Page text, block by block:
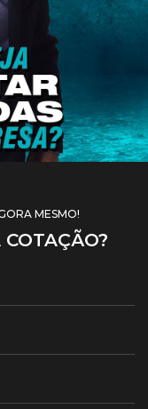
MESMO!